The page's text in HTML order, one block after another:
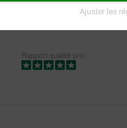
Ajuster les
Rapport qualité prix: